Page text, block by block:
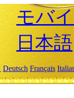
モバ
日本語
Deutsch Français